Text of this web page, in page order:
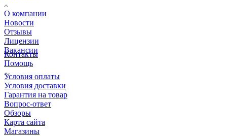
О компании
Новости
Отзывы
Лицензии
Вакансии
Контакты
Помощь
Условия оплаты
Условия доставки
Гарантия на товар
Вопрос-ответ
Обзоры
Карта сайта
Магазины